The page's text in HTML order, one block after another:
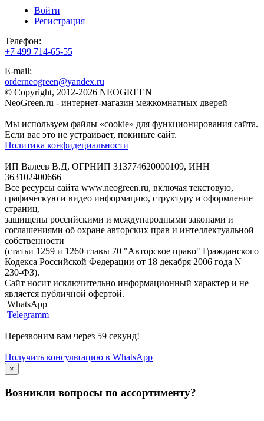
Войти
Регистрация
Телефон:
+7 499 714-65-55
E-mail:
orderneogreen@yandex.ru
© Copyright, 2012-2026 NEOGREEN
NeoGreen.ru - интернет-магазин межкомнатных дверей
Мы используем файлы «cookie» для функционирования сайта.
Если вас это не устраивает, покиньте сайт.
Политика конфидециальности
ИП Валеев В.Д, ОГРНИП 313774620000109, ИНН
363102400666
Все ресурсы сайта www.neogreen.ru, включая текстовую,
графическую и видео информацию, структуру и оформление
страниц,
защищены российскими и международными законами и
соглашениями об охране авторских прав и интеллектуальной
собственности
(статьи 1259 и 1260 главы 70 "Авторское право" Гражданского
Кодекса Российской Федерации от 18 декабря 2006 года N
230-ФЗ).
Сайт носит исключительно информационный характер и не
является публичной офертой.
WhatsApp
Telegramm
Перезвоним вам через 59 секунд!
Получить консультацию в WhatsApp
×
Возникли вопросы по ассортименту?